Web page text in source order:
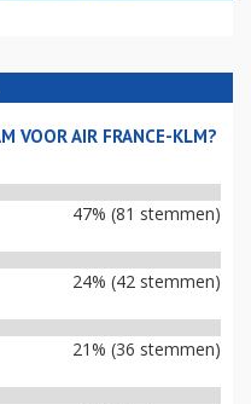
VOOR AIR FRANCE-KLM?
47% (81 stemmen)
24% (42 stemmen)
21% (36 stemmen)